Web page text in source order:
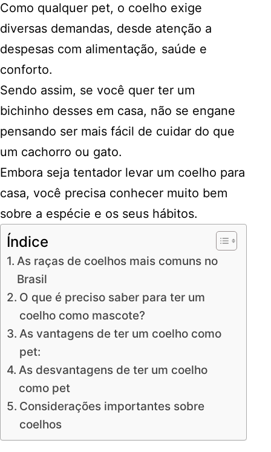
Como qualquer pet, o coelho exige
diversas demandas, desde atenção a
despesas com alimentação, saúde e
conforto.
Sendo assim, se você quer ter um
bichinho desses em casa, não se engane
pensando ser mais fácil de cuidar do que
um cachorro ou gato.
Embora seja tentador levar um coelho para
casa, você precisa conhecer muito bem
sobre a espécie e os seus hábitos.
Índice
As raças de coelhos mais comuns no
Brasil
O que é preciso saber para ter um
coelho como mascote?
As vantagens de ter um coelho como
pet:
As desvantagens de ter um coelho
como pet
Considerações importantes sobre
coelhos